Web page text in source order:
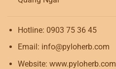
Hotline: 0903 75 36 45
Email: info@pyloherb.com
Website: www.pyloherb.com